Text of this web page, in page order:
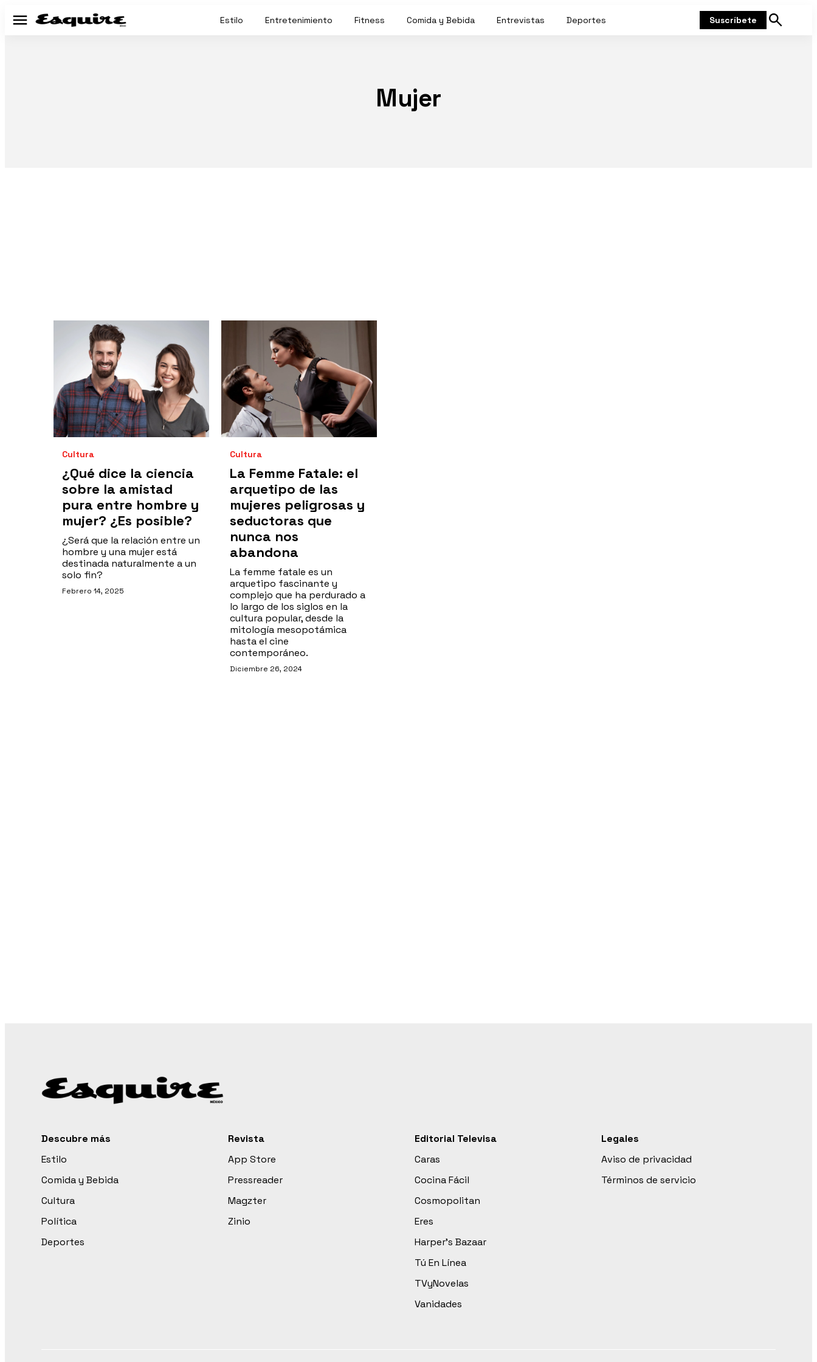
Menú Estilo Entretenimiento Fitness Comida y Bebida Entrevistas Deportes Suscríbete
Mostrar
Mujer
Cultura
¿Qué dice la ciencia
sobre la amistad
pura entre hombre y
mujer? ¿Es posible?
¿Será que la relación entre un
hombre y una mujer está
destinada naturalmente a un
solo fin?
Febrero 14, 2025
Cultura
La Femme Fatale: el
arquetipo de las
mujeres peligrosas y
seductoras que
nunca nos
abandona
La femme fatale es un
arquetipo fascinante y
complejo que ha perdurado a
lo largo de los siglos en la
cultura popular, desde la
mitología mesopotámica
hasta el cine
contemporáneo.
Diciembre 26, 2024
Descubre más
Estilo
Comida y Bebida
Cultura
Política
Deportes
Revista
App Store
Pressreader
Magzter
Zinio
Editorial Televisa
Caras
Cocina Fácil
Cosmopolitan
Eres
Harper’s Bazaar
Tú En Línea
TVyNovelas
Vanidades
Legales
Aviso de privacidad
Términos de servicio